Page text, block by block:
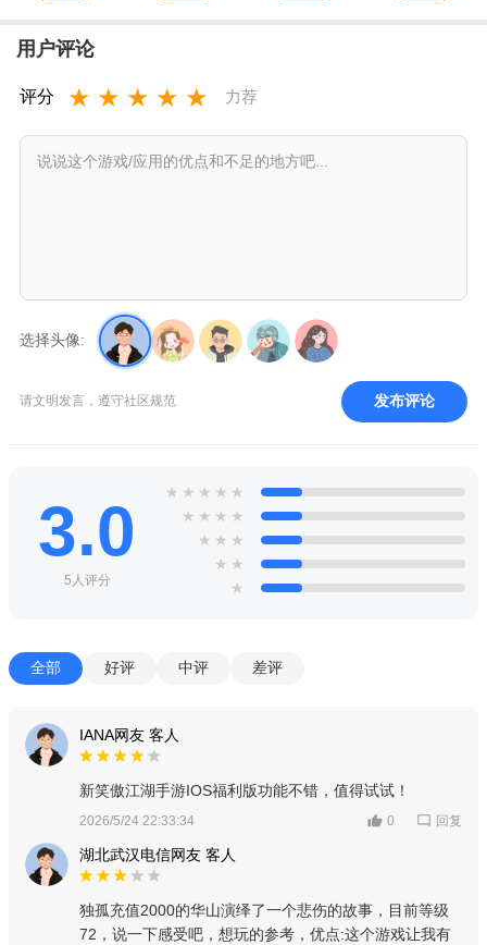
用户评论
评分 ★ ★ ★ ★ ★ 力荐
选择头像:
请文明发言，遵守社区规范 发布评论
3.0
5人评分
★ ★ ★ ★ ★
★ ★ ★ ★
★ ★ ★
★ ★
★
全部 好评 中评 差评
IANA网友 客人
新笑傲江湖手游IOS福利版功能不错，值得试试！
2026/5/24 22:33:34 0 回复
湖北武汉电信网友 客人
独孤充值2000的华山演绎了一个悲伤的故事，目前等级
72，说一下感受吧，想玩的参考，优点:这个游戏让我有